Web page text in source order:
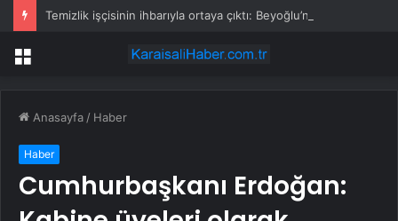
Menü
Anasayfa / Haber
Haber
Cumhurbaşkanı Erdoğan: